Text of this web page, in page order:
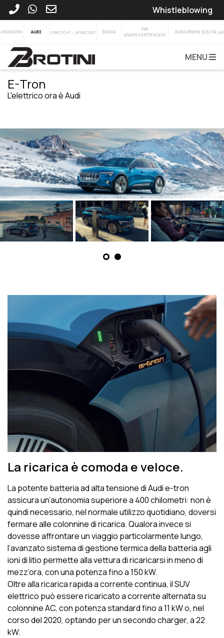
Whistleblowing
MENU
E-Tron
L'elettrico ora è Audi
La ricarica è comoda e veloce.
La potente batteria ad alta tensione di Audi e-tron
assicura un’autonomia superiore a 400 chilometri: non è
quindi necessario, nel normale utilizzo quotidiano, doversi
fermare alle colonnine di ricarica. Qualora invece si
dovesse affrontare un viaggio particolarmente lungo,
l’avanzato sistema di gestione termica della batteria agli
ioni di litio permette alla vettura di ricaricarsi in meno di
mezz’ora, con una potenza fino a 150 kW.
Oltre alla ricarica rapida a corrente continua, il SUV
elettrico può essere ricaricato a corrente alternata su
colonnine AC, con potenza standard fino a 11 kW o, nel
corso del 2020, optando per un secondo charger, a 22
kW.